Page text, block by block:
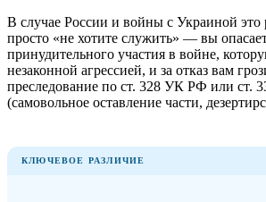
В случае России и войны с Украиной это
просто «не хотите служить» — вы
принудительного участия в войне,
незаконной агрессией, и за отказ вам
преследование по ст. 328 УК РФ или ст.
(самовольное оставление части,
КЛЮЧЕВОЕ РАЗЛИЧИЕ